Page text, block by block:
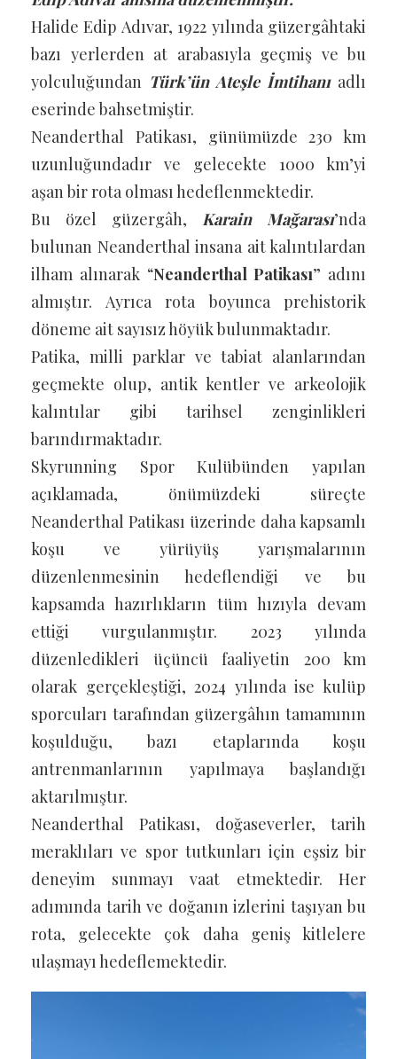
Halide Edip Adıvar, 1922 yılında güzergâhtaki
bazı yerlerden at arabasıyla geçmiş ve bu
yolculuğundan Türk’ün Ateşle İmtihanı adlı
eserinde bahsetmiştir.
Neanderthal Patikası, günümüzde 230 km
uzunluğundadır ve gelecekte 1000 km’yi
aşan bir rota olması hedeflenmektedir.
Bu özel güzergâh, Karain Mağarası’nda
bulunan Neanderthal insana ait kalıntılardan
ilham alınarak “Neanderthal Patikası” adını
almıştır. Ayrıca rota boyunca prehistorik
döneme ait sayısız höyük bulunmaktadır.
Patika, milli parklar ve tabiat alanlarından
geçmekte olup, antik kentler ve arkeolojik
kalıntılar gibi tarihsel zenginlikleri
barındırmaktadır.
Skyrunning Spor Kulübünden yapılan
açıklamada, önümüzdeki süreçte
Neanderthal Patikası üzerinde daha kapsamlı
koşu ve yürüyüş yarışmalarının
düzenlenmesinin hedeflendiği ve bu
kapsamda hazırlıkların tüm hızıyla devam
ettiği vurgulanmıştır. 2023 yılında
düzenledikleri üçüncü faaliyetin 200 km
olarak gerçekleştiği, 2024 yılında ise kulüp
sporcuları tarafından güzergâhın tamamının
koşulduğu, bazı etaplarında koşu
antrenmanlarının yapılmaya başlandığı
aktarılmıştır.
Neanderthal Patikası, doğaseverler, tarih
meraklıları ve spor tutkunları için eşsiz bir
deneyim sunmayı vaat etmektedir. Her
adımında tarih ve doğanın izlerini taşıyan bu
rota, gelecekte çok daha geniş kitlelere
ulaşmayı hedeflemektedir.